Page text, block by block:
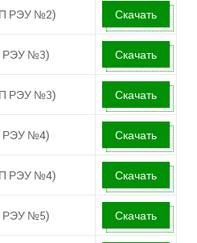
РЭУ №2) Скачать
РЭУ №3) Скачать
РЭУ №3) Скачать
РЭУ №4) Скачать
РЭУ №4) Скачать
РЭУ №5) Скачать